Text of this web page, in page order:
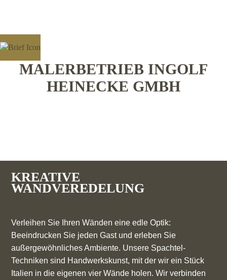
MALERBETRIEB INGOLF
HEINECKE GMBH
KREATIVE
WANDVEREDELUNG
Verleihen Sie Ihren Wänden eine edle Optik:
Beeindrucken Sie jeden Gast und erleben Sie
außergewöhnliches Ambiente. Unsere Spachtel-
Techniken sind Handwerkskunst, mit der wir ein Stück
Italien in die eigenen vier Wände holen. Wir verbinden